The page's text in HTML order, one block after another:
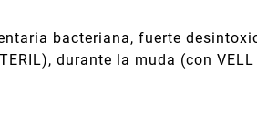
bacteriana, fuerte
durante la muda (con VELL